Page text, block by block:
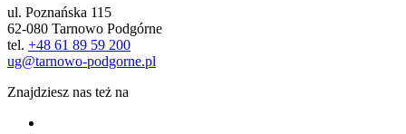
ul. Poznańska 115
62-080 Tarnowo Podgórne
tel. +48 61 89 59 200
ug@tarnowo-podgorne.pl
Znajdziesz nas też na